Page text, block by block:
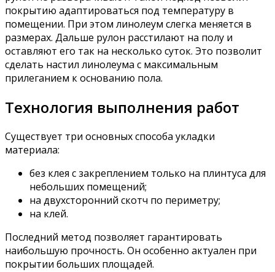
покрытию адаптироваться под температуру в
помещении. При этом линолеум слегка меняется в
размерах. Дальше рулон расстилают на полу и
оставляют его так на несколько суток. Это позволит
сделать настил линолеума с максимальным
прилеганием к основанию пола.
Технология выполнения работ
Существует три основных способа укладки
материала:
без клея с закреплением только на плинтуса для
небольших помещений;
на двухсторонний скотч по периметру;
на клей.
Последний метод позволяет гарантировать
наибольшую прочность. Он особенно актуален при
покрытии больших площадей.